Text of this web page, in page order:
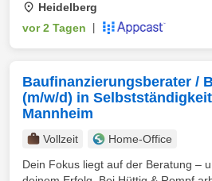
Heidelberg
vor 2 Tagen
Baufinanzierungsberater /
(m/w/d) in
Mannheim
Vollzeit
Home-Office
Dein Fokus liegt auf der Beratung –